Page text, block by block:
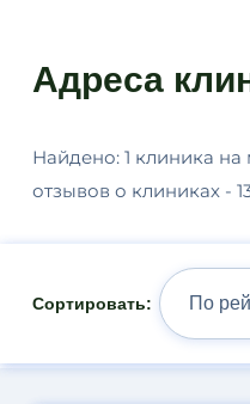
Адреса
Найдено: 1 клиника
отзывов о клиниках -
Сортировать: